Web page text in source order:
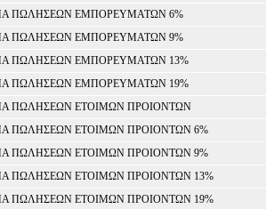
ΠΩΛΗΣΕΩΝ ΕΜΠΟΡΕΥΜΑΤΩΝ 6%
ΠΩΛΗΣΕΩΝ ΕΜΠΟΡΕΥΜΑΤΩΝ 9%
ΠΩΛΗΣΕΩΝ ΕΜΠΟΡΕΥΜΑΤΩΝ 13%
ΠΩΛΗΣΕΩΝ ΕΜΠΟΡΕΥΜΑΤΩΝ 19%
ΠΩΛΗΣΕΩΝ ΕΤΟΙΜΩΝ ΠΡΟΙΟΝΤΩΝ
ΠΩΛΗΣΕΩΝ ΕΤΟΙΜΩΝ ΠΡΟΙΟΝΤΩΝ 6%
ΠΩΛΗΣΕΩΝ ΕΤΟΙΜΩΝ ΠΡΟΙΟΝΤΩΝ 9%
ΠΩΛΗΣΕΩΝ ΕΤΟΙΜΩΝ ΠΡΟΙΟΝΤΩΝ 13%
ΠΩΛΗΣΕΩΝ ΕΤΟΙΜΩΝ ΠΡΟΙΟΝΤΩΝ 19%